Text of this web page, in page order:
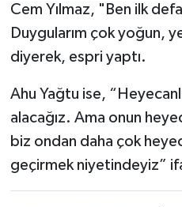
Cem Yılmaz, "Ben ilk
Duygularım çok yoğun,
diyerek, espri yaptı.
Ahu Yağtu ise,
alacağız. Ama onun
biz ondan daha çok
geçirmek niyetindeyiz”